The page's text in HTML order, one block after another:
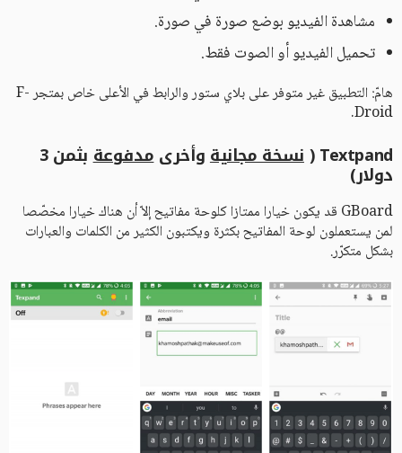
مشاهدة الفيديو بوضع صورة في صورة.
تحميل الفيديو أو الصوت فقط.
هامّ: التطبيق غير متوفر على بلاي ستور والرابط في الأعلى خاص بمتجر F-
Droid.
Textpand ( نسخة مجانيةوأخرىمدفوعة بثمن 3
دولار)
GBoard قد يكون خيارا ممتازا كلوحة مفاتيح إلاّ أن هناك خيارا مخصّصا
لمن يستعملون لوحة المفاتيح بكثرة ويكتبون الكثير من الكلمات والعبارات
بشكل متكرّر.